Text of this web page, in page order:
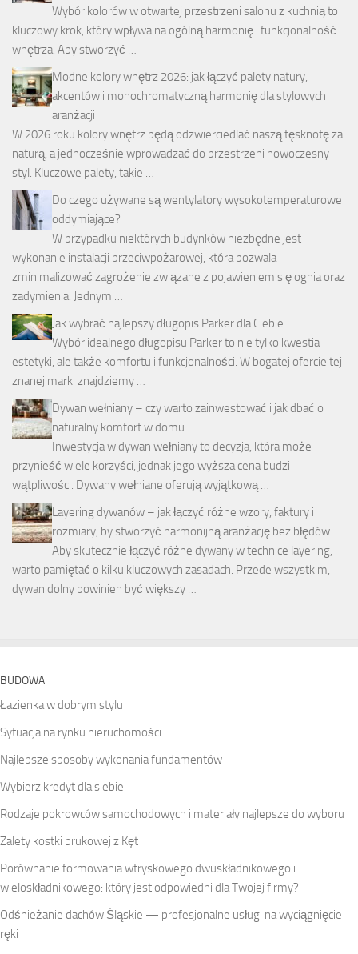
Wybór kolorów w otwartej przestrzeni salonu z kuchnią to
kluczowy krok, który wpływa na ogólną harmonię i funkcjonalność
wnętrza. Aby stworzyć …
Modne kolory wnętrz 2026: jak łączyć palety natury,
akcentów i monochromatyczną harmonię dla stylowych
aranżacji
W 2026 roku kolory wnętrz będą odzwierciedlać naszą tęsknotę za
naturą, a jednocześnie wprowadzać do przestrzeni nowoczesny
styl. Kluczowe palety, takie …
Do czego używane są wentylatory wysokotemperaturowe
oddymiające?
W przypadku niektórych budynków niezbędne jest
wykonanie instalacji przeciwpożarowej, która pozwala
zminimalizować zagrożenie związane z pojawieniem się ognia oraz
zadymienia. Jednym …
Jak wybrać najlepszy długopis Parker dla Ciebie
Wybór idealnego długopisu Parker to nie tylko kwestia
estetyki, ale także komfortu i funkcjonalności. W bogatej ofercie tej
znanej marki znajdziemy …
Dywan wełniany – czy warto zainwestować i jak dbać o
naturalny komfort w domu
Inwestycja w dywan wełniany to decyzja, która może
przynieść wiele korzyści, jednak jego wyższa cena budzi
wątpliwości. Dywany wełniane oferują wyjątkową …
Layering dywanów – jak łączyć różne wzory, faktury i
rozmiary, by stworzyć harmonijną aranżację bez błędów
Aby skutecznie łączyć różne dywany w technice layering,
warto pamiętać o kilku kluczowych zasadach. Przede wszystkim,
dywan dolny powinien być większy …
BUDOWA
Łazienka w dobrym stylu
Sytuacja na rynku nieruchomości
Najlepsze sposoby wykonania fundamentów
Wybierz kredyt dla siebie
Rodzaje pokrowców samochodowych i materiały najlepsze do wyboru
Zalety kostki brukowej z Kęt
Porównanie formowania wtryskowego dwuskładnikowego i
wieloskładnikowego: który jest odpowiedni dla Twojej firmy?
Odśnieżanie dachów Śląskie — profesjonalne usługi na wyciągnięcie
ręki